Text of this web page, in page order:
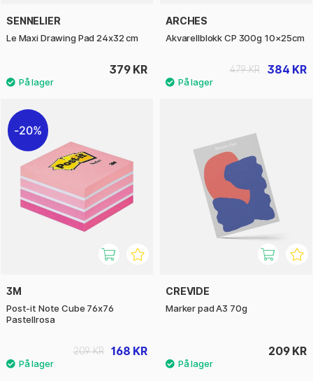
SENNELIER
Le Maxi Drawing Pad 24x32 cm
379 KR
ARCHES
Akvarellblokk CP 300g 10×25cm
384 KR
479 KR
20%
3M
Post-it Note Cube 76x76
Pastellrosa
168 KR
209 KR
CREVIDE
Marker pad A3 70g
209 KR